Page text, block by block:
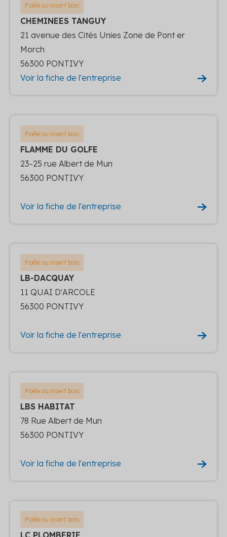
Poêle ou insert bois
CHEMINEES TANGUY
21 avenue des Cités Unies Zone de Pont er
Morch
56300 PONTIVY
Voir la fiche de l'entreprise
Poêle ou insert bois
FLAMME DU GOLFE
23-25 rue Albert de Mun
56300 PONTIVY
Voir la fiche de l'entreprise
Poêle ou insert bois
LB-DACQUAY
11 QUAI D'ARCOLE
56300 PONTIVY
Voir la fiche de l'entreprise
Poêle ou insert bois
LBS HABITAT
78 Rue Albert de Mun
56300 PONTIVY
Voir la fiche de l'entreprise
Poêle ou insert bois
LC PLOMBERIE